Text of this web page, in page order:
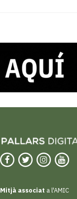
Mitjà associat a l'AMIC